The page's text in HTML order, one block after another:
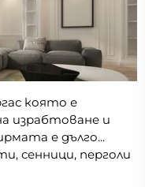
която е
израбтоване и
е дълго...
сенници, перголи